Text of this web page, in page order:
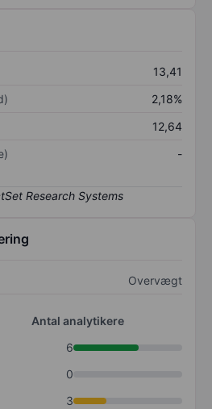
13,41
2,18%
12,64
-
Overvægt
Antal analytikere
6
0
3